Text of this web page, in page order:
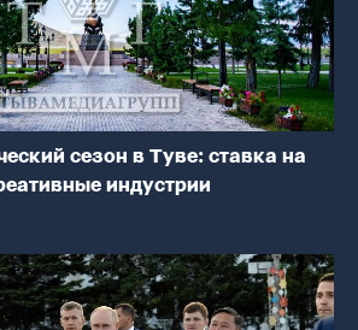
сезон в Туве: ставка на
индустрии